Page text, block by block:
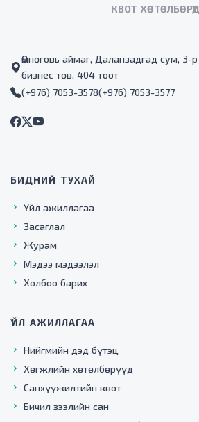
КВОТ ХӨТӨЛБӨРҮҮД
Өмнөговь аймаг, Даланзадгад сум, 3-
бизнес төв, 404 тоот
(+976) 7053-3578(+976) 7053-3577
БИДНИЙ ТУХАЙ
Үйл ажиллагаа
Засаглал
Журам
Мэдээ мэдээлэл
Холбоо барих
ҮЙЛ АЖИЛЛАГАА
Нийгмийн дэд бүтэц
Хөгжлийн хөтөлбөрүүд
Санхүүжилтийн квот
Бичил зээлийн сан